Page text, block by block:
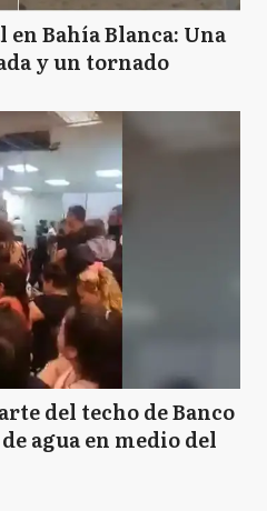
Bahía Blanca: Una
y un tornado
del techo de Banco
agua en medio del